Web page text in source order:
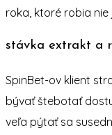
roka, ktoré robia
stávka extrakt a
SpinBet-ov klient
bývať štebotať
veľa pýtať sa